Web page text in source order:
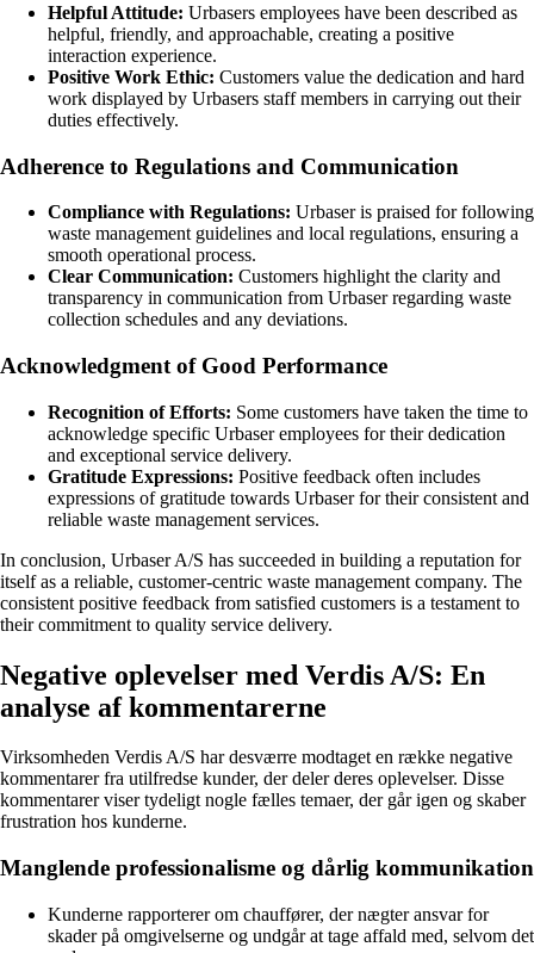
Helpful Attitude: Urbasers employees have been described as
helpful, friendly, and approachable, creating a positive
interaction experience.
Positive Work Ethic: Customers value the dedication and hard
work displayed by Urbasers staff members in carrying out their
duties effectively.
Adherence to Regulations and Communication
Compliance with Regulations: Urbaser is praised for following
waste management guidelines and local regulations, ensuring a
smooth operational process.
Clear Communication: Customers highlight the clarity and
transparency in communication from Urbaser regarding waste
collection schedules and any deviations.
Acknowledgment of Good Performance
Recognition of Efforts: Some customers have taken the time to
acknowledge specific Urbaser employees for their dedication
and exceptional service delivery.
Gratitude Expressions: Positive feedback often includes
expressions of gratitude towards Urbaser for their consistent and
reliable waste management services.
In conclusion, Urbaser A/S has succeeded in building a reputation for
itself as a reliable, customer-centric waste management company. The
consistent positive feedback from satisfied customers is a testament to
their commitment to quality service delivery.
Negative oplevelser med Verdis A/S: En
analyse af kommentarerne
Virksomheden Verdis A/S har desværre modtaget en række negative
kommentarer fra utilfredse kunder, der deler deres oplevelser. Disse
kommentarer viser tydeligt nogle fælles temaer, der går igen og skaber
frustration hos kunderne.
Manglende professionalisme og dårlig kommunikation
Kunderne rapporterer om chauffører, der nægter ansvar for
skader på omgivelserne og undgår at tage affald med, selvom det